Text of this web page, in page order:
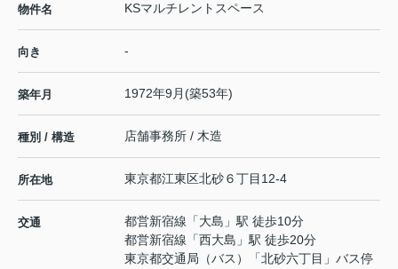
物件名 KSマルチレントスペース
向き -
築年月 1972年9月(築53年)
種別 / 構造 店舗事務所 / 木造
所在地 東京都江東区北砂６丁目12-4
交通 都営新宿線 「大島 」駅 徒歩10分
都営新宿線 「西大島 」駅 徒歩20分
東京都交通局（バス）「北砂六丁目」バス停